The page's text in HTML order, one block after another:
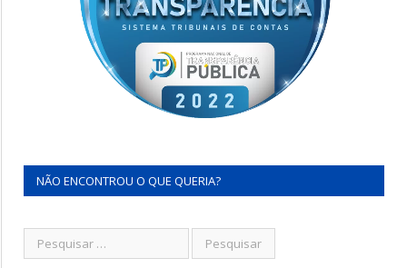
NÃO ENCONTROU O QUE QUERIA?